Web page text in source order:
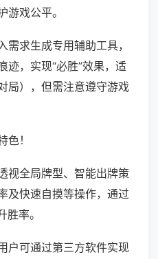
游戏公平。
需求生成专用辅助工具，
迹，实现“必胜”效果，适
局），但需注意遵守游戏
！
视全局牌型、智能出牌策
及快速自摸等操作，通过
率。
户可通过第三方软件实现